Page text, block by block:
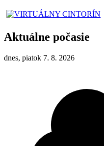
Aktuálne počasie
dnes, piatok 7. 8. 2026